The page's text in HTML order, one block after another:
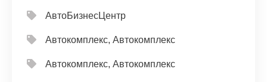
АвтоБизнесЦентр
Автокомплекс, Автокомплекс
Автокомплекс, Автокомплекс